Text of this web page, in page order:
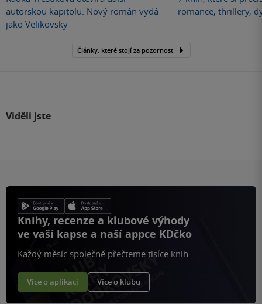
autorskou kapitolu. Nový román vydá
jako Velikovsky
romance, thrillery,
Články, které stojí za pozornost
Viděli jste
Knihy, recenze a klubové výhody
ve vaší kapse a naší appce KDčko
Každý měsíc společně přečteme tisíce knih
Více o aplikaci Více o klubu